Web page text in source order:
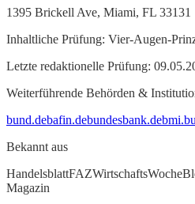
1395 Brickell Ave, Miami, FL 33131
Inhaltliche Prüfung: Vier-Augen-
Letzte redaktionelle Prüfung:
Weiterführende Behörden &
bund.debafin.debundesbank.de
Bekannt aus
HandelsblattFAZWirtschaftsWoche
Magazin